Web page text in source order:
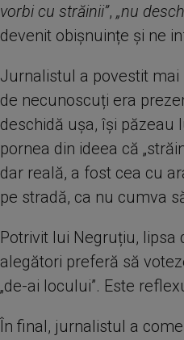
vorbi cu străinii”, „nu
devenit obișnuințe și ne
Jurnalistul a povestit mai
de necunoscuți era
deschidă ușa, își păzeau
pornea din ideea că
dar reală, a fost cea cu
pe stradă, ca nu cumva
Potrivit lui Negruțiu,
alegători preferă să
„de-ai locului”. Este
În final, jurnalistul a